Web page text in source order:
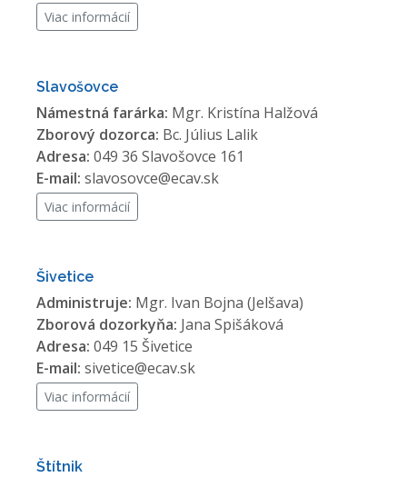
Viac informácií
Slavošovce
Námestná farárka: Mgr. Kristína Halžová
Zborový dozorca: Bc. Július Lalik
Adresa: 049 36 Slavošovce 161
E-mail: slavosovce@ecav.sk
Viac informácií
Šivetice
Administruje: Mgr. Ivan Bojna (Jelšava)
Zborová dozorkyňa: Jana Spišáková
Adresa: 049 15 Šivetice
E-mail: sivetice@ecav.sk
Viac informácií
Štítnik